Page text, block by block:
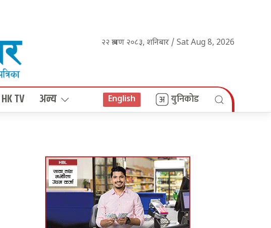
२२ श्रावण २०८३, शनिबार / Sat Aug 8, 2026
HK TV अन्य English युनिकोड